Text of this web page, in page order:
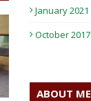
January 2021
October 2017
ABOUT ME